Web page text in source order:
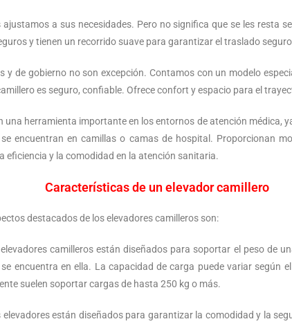
a sus necesidades. Pero no significa que se les resta
y tienen un recorrido suave para garantizar el traslado
y de gobierno no son excepción. Contamos con un modelo
es seguro, confiable. Ofrece confort y espacio para el
una herramienta importante en los entornos de atención médica,
encuentran en camillas o camas de hospital. Proporcionan
eficiencia y la comodidad en la atención sanitaria.
Características de un elevador camillero
destacados de los elevadores camilleros son:
camilleros están diseñados para soportar el peso de
encuentra en ella. La capacidad de carga puede variar según
suelen soportar cargas de hasta 250 kg o más.
elevadores están diseñados para garantizar la comodidad y la